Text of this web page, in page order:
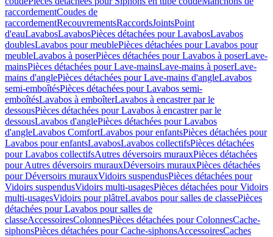
raccordementCoudes de
raccordementRecouvrementsRaccordsJointsPoint
d'eauLavabosLavabosPièces détachées pour LavabosLavabos
doublesLavabos pour meublePièces détachées pour Lavabos pour
meubleLavabos à poserPièces détachées pour Lavabos à poserLave-
mainsPièces détachées pour Lave-mainsLave-mains à poserLave-
mains d'anglePièces détachées pour Lave-mains d'angleLavabos
semi-emboîtésPièces détachées pour Lavabos semi-
emboîtésLavabos à emboîterLavabos à encastrer par le
dessousPièces détachées pour Lavabos à encastrer par le
dessousLavabos d'anglePièces détachées pour Lavabos
d'angleLavabos ComfortLavabos pour enfantsPièces détachées pour
Lavabos pour enfantsLavabosLavabos collectifsPièces détachées
pour Lavabos collectifsAutres déversoirs murauxPièces détachées
pour Autres déversoirs murauxDéversoirs murauxPièces détachées
pour Déversoirs murauxVidoirs suspendusPièces détachées pour
Vidoirs suspendusVidoirs multi-usagesPièces détachées pour Vidoirs
multi-usagesVidoirs pour plâtreLavabos pour salles de classePièces
détachées pour Lavabos pour salles de
classeAccessoiresColonnesPièces détachées pour ColonnesCache-
siphonsPièces détachées pour Cache-siphonsAccessoiresCaches